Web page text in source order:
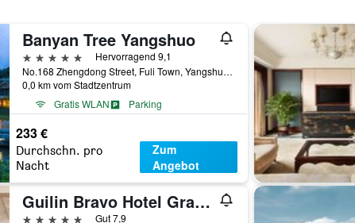
Banyan Tree Yangshuo
5 Sterne
Hervorragend 9,1
No.168 Zhengdong Street, Fuli Town, Yangshuo, Guangxi, Guilin, China
0,0 km vom Stadtzentrum
Gratis WLAN
Parking
233 €
Durchschn. pro
Nacht
Zum
Angebot
Guilin Bravo Hotel Grand Wing
5 Sterne Gut 7,9